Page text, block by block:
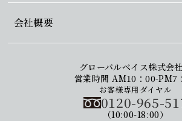
会社概要
グローバルベイス株式会
営業時間 AM10：00-PM7
お客様専用ダイヤル
0120-965-
（10:00-18:00）